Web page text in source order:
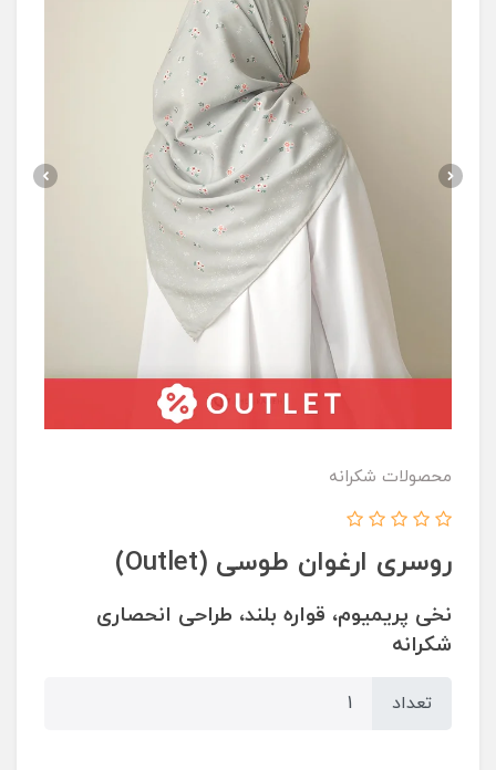
محصولات شکرانه
روسری ارغوان طوسی (Outlet)
نخی پریمیوم،‌ قواره بلند، طراحی انحصاری
شکرانه
تعداد